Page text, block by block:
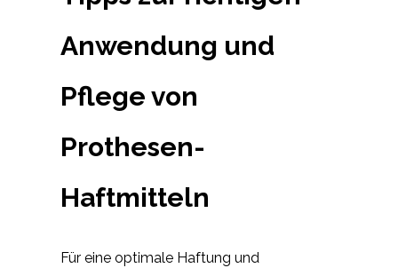
Anwendung und
Pflege von
Prothesen-
Haftmitteln
Für eine optimale Haftung und